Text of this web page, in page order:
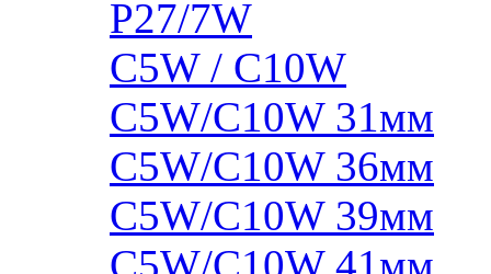
P27/7W
C5W / C10W
C5W/C10W 31мм
C5W/C10W 36мм
C5W/C10W 39мм
C5W/C10W 41мм